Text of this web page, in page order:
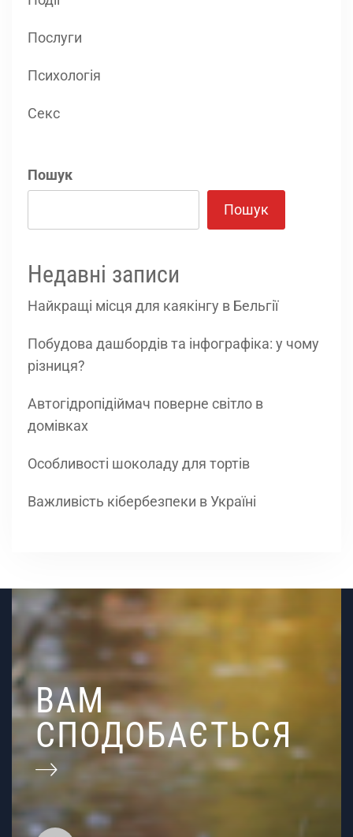
Послуги
Психологія
Секс
Пошук
Пошук
Недавні записи
Найкращі місця для каякінгу в Бельгії
Побудова дашбордів та інфографіка: у чому
різниця?
Автогідропідіймач поверне світло в
домівках
Особливості шоколаду для тортів
Важливість кібербезпеки в Україні
ВАМ
СПОДОБАЄТЬСЯ